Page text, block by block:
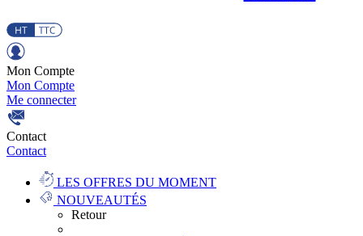
Mon Compte
Mon Compte
Me connecter
Contact
Contact
LES OFFRES DU MOMENT
NOUVEAUTÉS
Retour